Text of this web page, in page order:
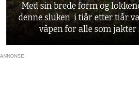
Med sin brede form og
denne sluken i tiår etter tiår
våpen for alle som jakter
ANNONSE